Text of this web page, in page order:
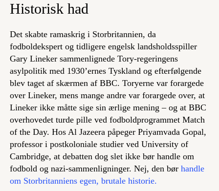
Historisk had
Det skabte ramaskrig i Storbritannien, da
fodboldekspert og tidligere engelsk landsholdsspiller
Gary Lineker sammenlignede Tory-regeringens
asylpolitik med 1930’ernes Tyskland og efterfølgende
blev taget af skærmen af BBC. Toryerne var forargede
over Lineker, mens mange andre var forargede over, at
Lineker ikke måtte sige sin ærlige mening – og at BBC
overhovedet turde pille ved fodboldprogrammet Match
of the Day. Hos Al Jazeera påpeger Priyamvada Gopal,
professor i postkoloniale studier ved University of
Cambridge, at debatten dog slet ikke bør handle om
fodbold og nazi-sammenligninger. Nej, den bør handle
om Storbritanniens egen, brutale historie.